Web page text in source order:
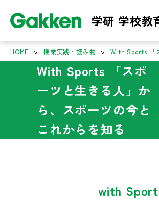
学研 学校教
HOME > 授業実践・読み物 > With Sports 「
With Sports 「スポ
ーツと生きる人」か
ら、スポーツの今と
これからを知る
with